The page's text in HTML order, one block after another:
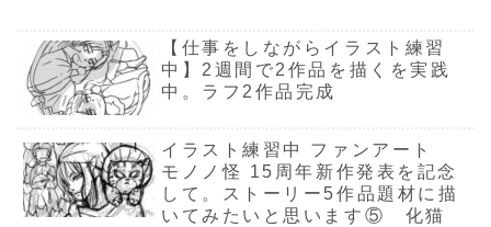
のに・・・ 仕事
から解放されたら
疲れている、眠た
いですラフ絵だけ
が増産されていく
いま 三か月上達
んですが なかな
か...
たイラストリメイ
クとか ファンア
ートは自分の手癖
で描いても良いか
なって感じですが
ります。私一巡
目...
トで少額でも稼い
でみること自分の
描いたものに金額
が付く今の自分に
は何か目標が欲
し...
ら、2年
過。今の
で2年前
②ラフ～
まで
す。今回は
のイラスト
画力でどの
3/25（6日
【仕事をしながらイラスト練習
中】2週間で2作品を描くを実践
中。ラフ2作品完成
イラスト練習中 ファンアート
モノノ怪 15周年新作発表を記念
して。ストーリー5作品題材に描
いてみたいと思います⑤ 化猫